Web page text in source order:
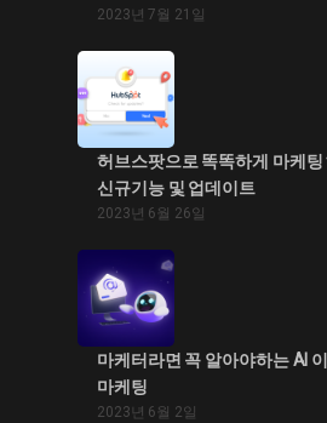
2023년 7월 21일
허브스팟으로 똑똑하게 마케팅
신규기능 및 업데이트
2023년 6월 26일
마케터라면 꼭 알아야하는 AI
마케팅
2023년 6월 2일